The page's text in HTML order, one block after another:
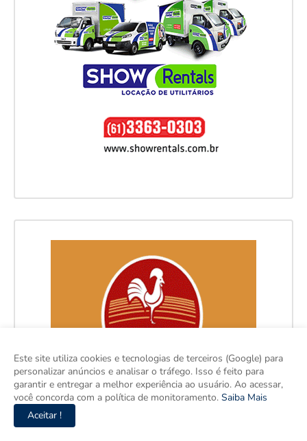
Este site utiliza cookies e tecnologias de terceiros (Google) para
personalizar anúncios e analisar o tráfego. Isso é feito para
garantir e entregar a melhor experiência ao usuário. Ao acessar,
você concorda com a política de monitoramento. Saiba Mais
Aceitar !